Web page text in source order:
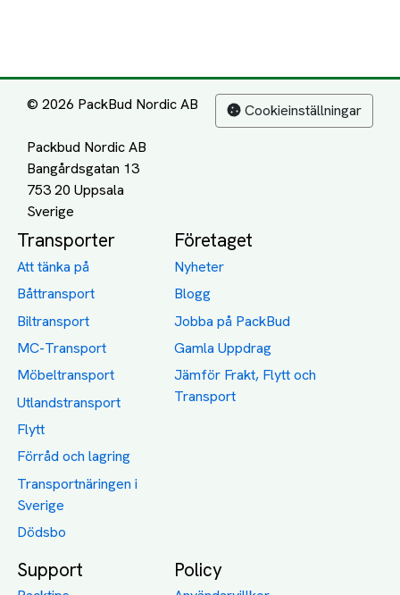
© 2026 PackBud Nordic AB
Packbud Nordic AB
Bangårdsgatan 13
753 20 Uppsala
Cookieinställningar
Transporter
Att tänka på
Båttransport
Biltransport
MC-Transport
Möbeltransport
Utlandstransport
Flytt
Förråd och lagring
Transportnäringen i
Sverige
Dödsbo
Företaget
Nyheter
Blogg
Jobba på PackBud
Gamla Uppdrag
Jämför Frakt, Flytt och
Transport
Support Policy